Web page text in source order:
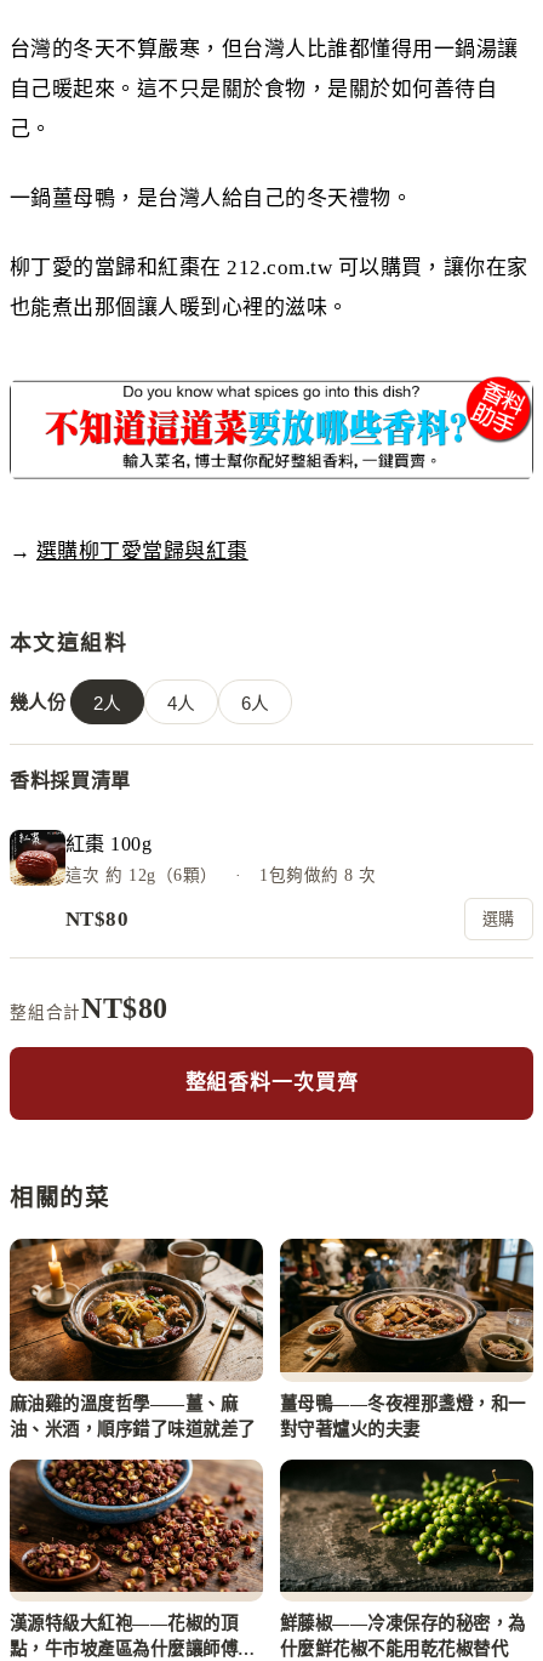
台灣的冬天不算嚴寒，但台灣人比誰都懂得用一鍋湯讓
自己暖起來。這不只是關於食物，是關於如何善待自
己。
一鍋薑母鴨，是台灣人給自己的冬天禮物。
柳丁愛的當歸和紅棗在 212.com.tw 可以購買，讓你在家
也能煮出那個讓人暖到心裡的滋味。
→ 選購柳丁愛當歸與紅棗
本文這組料
幾人份 2人 4人 6人
香料採買清單
紅棗 100g
這次約 12g（6顆） · 1包夠做約8 次
NT$80 選購
整組合計NT$80
整組香料一次買齊
相關的菜
麻油雞的溫度哲學——薑、麻
油、米酒，順序錯了味道就差了
薑母鴨——冬夜裡那盞燈，和一
對守著爐火的夫妻
漢源特級大紅袍——花椒的頂
點，牛市坡產區為什麼讓師傅指
鮮藤椒——冷凍保存的秘密，為
什麼鮮花椒不能用乾花椒替代